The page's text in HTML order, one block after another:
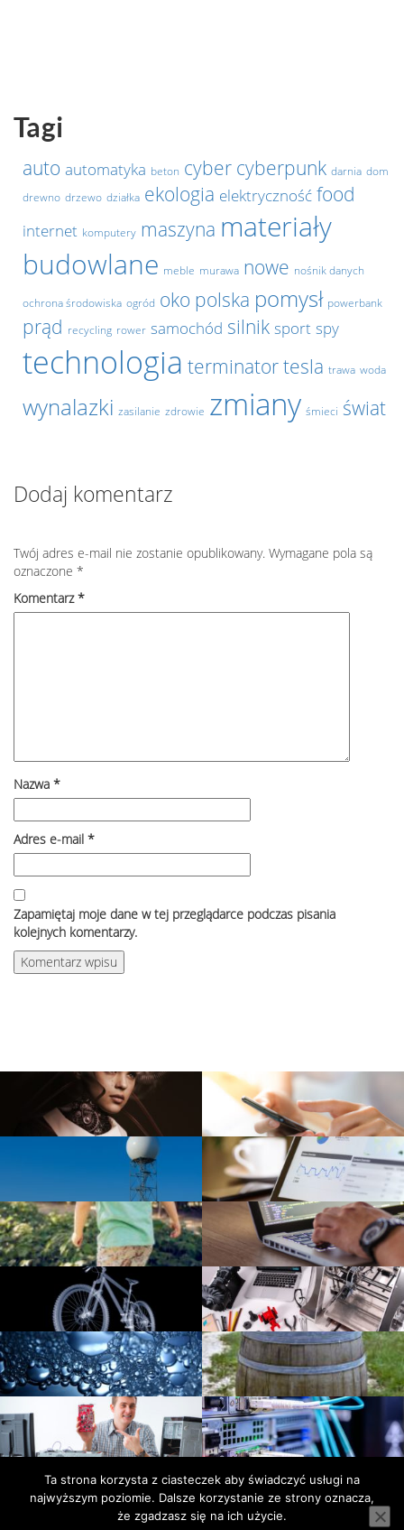
Tagi
auto automatyka beton cyber cyberpunk darnia dom
drewno drzewo działka ekologia elektryczność food
internet komputery maszyna materiały
budowlane meble murawa nowe nośnik danych
ochrona środowiska ogród oko polska pomysł powerbank
prąd recycling rower samochód silnik sport spy
technologia terminatortesla trawa woda
wynalazki zasilanie zdrowie zmiany śmieci świat
Dodaj komentarz
Twój adres e-mail nie zostanie opublikowany. Wymagane pola są
oznaczone *
Komentarz*
Nazwa *
Adres e-mail *
Zapamiętaj moje dane w tej przeglądarce podczas pisania
kolejnych komentarzy.
Facebook
Polityka
prywatności
Kontakt
Polski.Fitness
Noweczasy.com.pl
Pozyczaj.net
Turystycznie.com.pl
Serwis wykorzystuje pliki cookies. Korzystając ze strony
Ta strona korzysta z ciasteczek aby świadczyć usługi na
najwyższym poziomie. Dalsze korzystanie ze strony oznacza,
że zgadzasz się na ich użycie.